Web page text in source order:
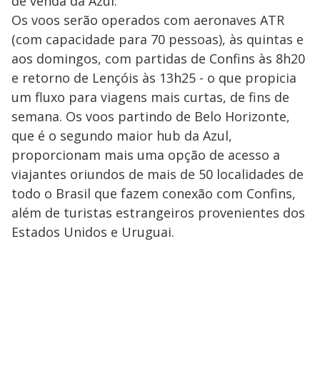
Os voos serão operados com aeronaves ATR
(com capacidade para 70 pessoas), às quintas e
aos domingos, com partidas de Confins às 8h20
e retorno de Lençóis às 13h25 - o que propicia
um fluxo para viagens mais curtas, de fins de
semana. Os voos partindo de Belo Horizonte,
que é o segundo maior hub da Azul,
proporcionam mais uma opção de acesso a
viajantes oriundos de mais de 50 localidades de
todo o Brasil que fazem conexão com Confins,
além de turistas estrangeiros provenientes dos
Estados Unidos e Uruguai.